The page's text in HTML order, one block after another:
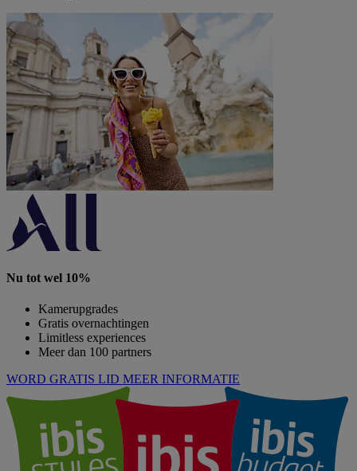
Nu tot wel 10%
Kamerupgrades
Gratis overnachtingen
Limitless experiences
Meer dan 100 partners
WORD GRATIS LID MEER INFORMATIE